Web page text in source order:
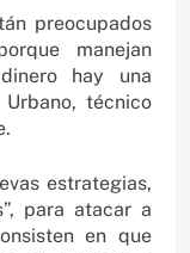
preocupados
manejan
hay una
técnico
estrategias,
para atacar a
en que